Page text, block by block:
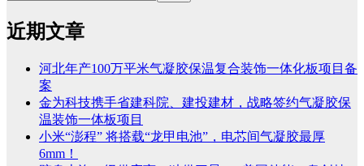
近期文章
河北年产100万平米气凝胶保温复合装饰一体化板项目备
案
金为科技携手省建科院、建投建材，战略签约气凝胶保
温装饰一体板项目
小米“澎程” 将搭载“龙甲电池”，电芯间气凝胶最厚
6mm！